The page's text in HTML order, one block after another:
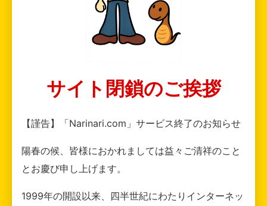
サイト閉鎖のご挨拶
【謹告】「Narinari.com」サービス終了のお知らせ
陽春の候、皆様におかれましては益々ご清祥のこと
とお慶び申し上げます。
1999年の開設以来、四半世紀にわたりインターネッ